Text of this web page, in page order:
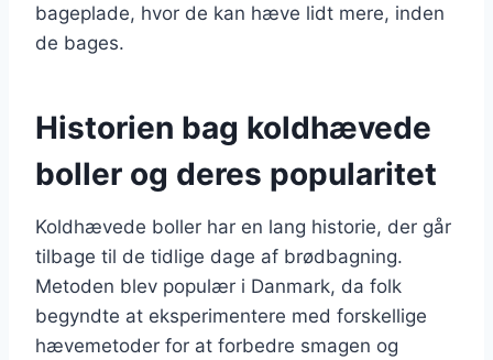
bageplade, hvor de kan hæve lidt mere, inden
de bages.
Historien bag koldhævede
boller og deres popularitet
Koldhævede boller har en lang historie, der går
tilbage til de tidlige dage af brødbagning.
Metoden blev populær i Danmark, da folk
begyndte at eksperimentere med forskellige
hævemetoder for at forbedre smagen og